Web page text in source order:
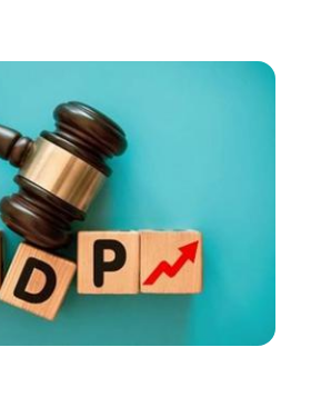
時美元就會升值這是微笑曲線的
，投資者會把錢轉向美元這種安全
時美元也會升值，這是微笑曲線的